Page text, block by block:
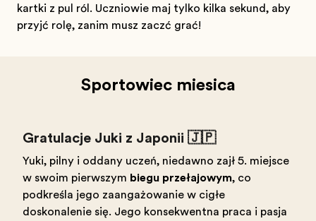
kartki z pulą ról. Uczniowie mają tylko kilka sekund, aby
przyjąć rolę, zanim muszą zacząć grać!
Sportowiec miesiąca
Gratulacje Juki z Japonii 🇯🇵
Yuki, pilny i oddany uczeń, niedawno zajął 5. miejsce
w swoim pierwszym biegu przełajowym, co
podkreśla jego zaangażowanie w ciągłe
doskonalenie się. Jego konsekwentna praca i pasja